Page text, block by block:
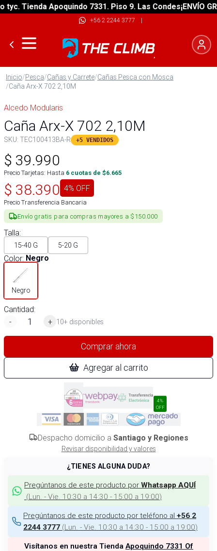
Tienda Apoquindo 7331. Piso 9. Las Condes¡ENVÍO
+56 2 2244 3777 |
Inicio/Pesca/Cañas y Carrete/Cañas Pesca con Mosca
/Caña Arx-X 702 2,10M
Alcedo Modularis
Caña Arx-X 702 2,10M
SKU: TEC100413BA-R +5 VENDIDOS
$ 39.990
Precio Tarjetas: Hasta 6 cuotas de $6.665
$ 38.390 4% OFF
Precio Transferencia Bancaria
Envío gratis para compras mayores a $150.000
Talla:
15-40 G 5-20 G
Color: Negro
Negro
Cantidad:
-
+ 10+ disponibles
Comprar ahora
Agregar al carrito
4%
OFF
Despacho domicilio a Santiago y Regiones
Revisar disponibilidad y valores
¿TIENES ALGUNA DUDA?
Pregúntanos de este producto por Whatsapp AQUÍ
(Lun. - Vie. 10:30 a 14:30 - 15:00 a 19:00)
Pregúntanos de este producto por teléfono al +56 2
2244 3777 (Lun. - Vie. 10:30 a 14:30 - 15:00 a 19:00)
Visítanos en nuestra Tienda Apoquindo 7331 Of